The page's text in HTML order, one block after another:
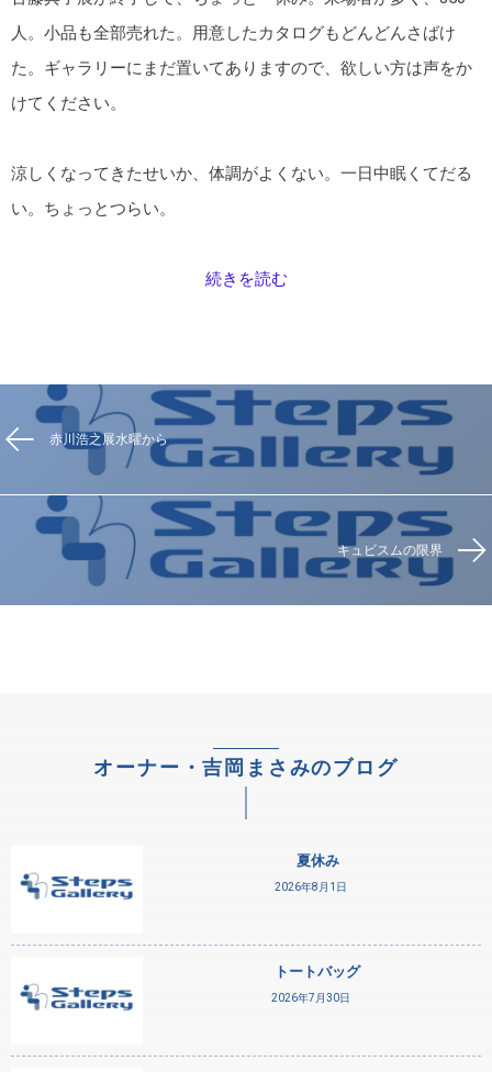
人。小品も全部売れた。用意したカタログもどんどんさばけ
た。ギャラリーにまだ置いてありますので、欲しい方は声をか
けてください。
涼しくなってきたせいか、体調がよくない。一日中眠くてだる
い。ちょっとつらい。
続きを読む
赤川浩之展水曜から
キュビスムの限界
オーナー・吉岡まさみのブログ
夏休み
2026年8月1日
トートバッグ
2026年7月30日